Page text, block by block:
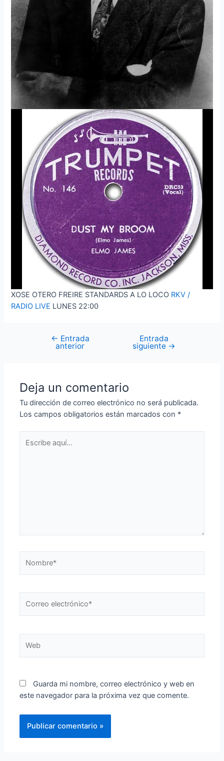
XOSE OTERO FREIRE STANDARDS A LO LOCO RKV /
RADIO LIVE LUNES 22:00
Navegación
← Entrada
anterior
Entrada
siguiente →
Deja un comentario
Tu dirección de correo electrónico no será publicada.
Los campos obligatorios están marcados con *
aquí...
electrónico*
Guarda mi nombre, correo electrónico y web en
este navegador para la próxima vez que comente.